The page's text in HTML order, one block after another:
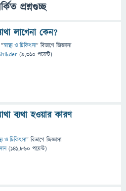
প্রশ্নগুচ্ছ
লাগেনা কেন?
"স্বাস্থ্য ও চিকিৎসা" বিভাগে জিজ্ঞাসা
(9,310 পয়েন্ট)
ব্যথা হওয়ার কারণ
ও চিকিৎসা" বিভাগে জিজ্ঞাসা
(141,860 পয়েন্ট)